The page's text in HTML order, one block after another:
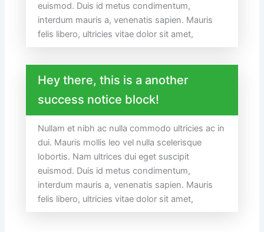
euismod. Duis id metus condimentum,
interdum mauris a, venenatis sapien. Mauris
felis libero, ultricies vitae dolor sit amet,
Hey there, this is a another
success notice block!
Nullam et nibh ac nulla commodo ultricies ac in
dui. Mauris mollis leo vel nulla scelerisque
lobortis. Nam ultrices dui eget suscipit
euismod. Duis id metus condimentum,
interdum mauris a, venenatis sapien. Mauris
felis libero, ultricies vitae dolor sit amet,